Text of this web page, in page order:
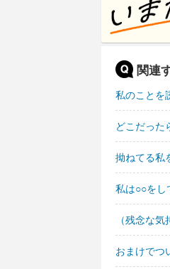
関連
私のことを
どこだった
拗ねてる私
私は○○をし
（残念な
おまけでつ